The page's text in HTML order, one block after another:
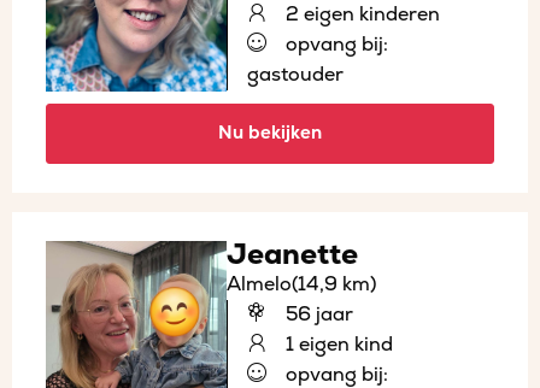
2 eigen kinderen
opvang bij:
gastouder
Nu bekijken
Jeanette
Almelo(14,9 km)
56 jaar
1 eigen kind
opvang bij: